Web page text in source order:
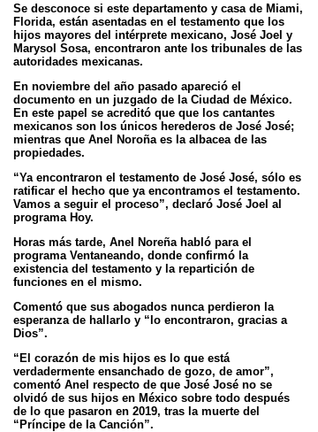
Se desconoce si este departamento y casa de Miami,
Florida, están asentadas en el testamento que los
hijos mayores del intérprete mexicano, José Joel y
Marysol Sosa, encontraron ante los tribunales de las
autoridades mexicanas.
En noviembre del año pasado apareció el
documento en un juzgado de la Ciudad de México.
En este papel se acreditó que que los cantantes
mexicanos son los únicos herederos de José José;
mientras que Anel Noroña es la albacea de las
propiedades.
“Ya encontraron el testamento de José José, sólo es
ratificar el hecho que ya encontramos el testamento.
Vamos a seguir el proceso”, declaró José Joel al
programa Hoy.
Horas más tarde, Anel Noreña habló para el
programa Ventaneando, donde confirmó la
existencia del testamento y la repartición de
funciones en el mismo.
Comentó que sus abogados nunca perdieron la
esperanza de hallarlo y “lo encontraron, gracias a
Dios”.
“El corazón de mis hijos es lo que está
verdadermente ensanchado de gozo, de amor”,
comentó Anel respecto de que José José no se
olvidó de sus hijos en México sobre todo después
de lo que pasaron en 2019, tras la muerte del
“Príncipe de la Canción”.